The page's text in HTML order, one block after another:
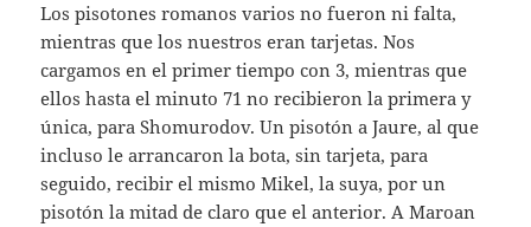
Los pisotones romanos varios no fueron ni falta,
mientras que los nuestros eran tarjetas. Nos
cargamos en el primer tiempo con 3, mientras que
ellos hasta el minuto 71 no recibieron la primera y
única, para Shomurodov. Un pisotón a Jaure, al que
incluso le arrancaron la bota, sin tarjeta, para
seguido, recibir el mismo Mikel, la suya, por un
pisotón la mitad de claro que el anterior. A Maroan